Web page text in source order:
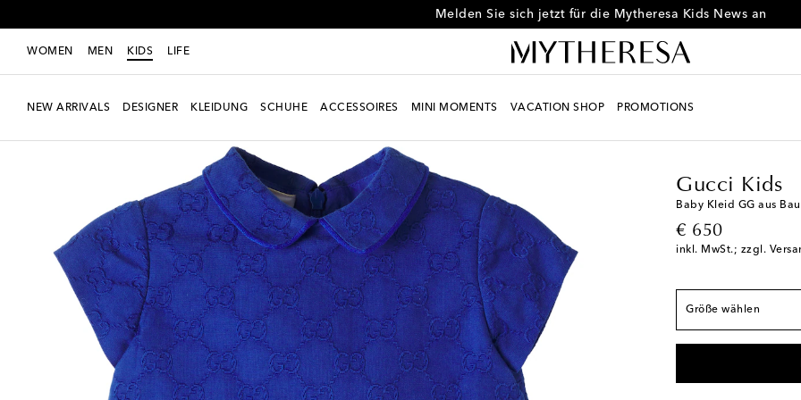
Melden Sie sich jetzt für die Mytheresa Kids News an
WOMEN MEN KIDS LIFE
NEW ARRIVALS DESIGNER KLEIDUNG SCHUHE ACCESSOIRES MINI MOMENTS VACATION SHOP PROMOTIONS
Gucci Kids
Baby Kleid GG aus
€ 650
original price
inkl. MwSt.; zzgl.
Größe wählen
M 6-9 Auf die
M 9-12 Auf die
M 12-18
M 18-24 Letzter
M 36 Geringe